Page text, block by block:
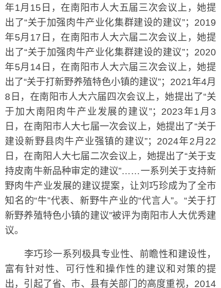
年1月15日，在南阳市人大五届三次会议上，她提
出了“关于加强肉牛产业化集群建设的建议”；2019
年5月17日，在南阳市人大六届二次会议上，她提
出了“关于加强肉牛产业化集群建设的建议”；2020
年5月14日，在南阳市人大六届三次会议上，她提
出了“关于打新野养殖特色小镇的建议”；2021年4月
8日，在南阳市人大六届四次会议上，她提出了“关
于加大南阳肉牛产业发展的建议”；2023年1月3
日，在南阳市人大七届一次会议上，她提出了“关于
建设新野县肉牛产业强镇的建议”；2024年2月22
日，在南阳人大七届二次会议上，她提出了“关于支
持皮南牛新品种审定的建议”……一系列关于支持新
野肉牛产业发展的建议提案，让刘巧珍成为了全市
知名的“牛”代表、新野牛产业的“代言人”。“关于打
新野养殖特色小镇的建议”被评为南阳市人大优秀建
议。
李巧珍一系列极具专业性、前瞻性和建设性，
富有针对性、可行性和操作性的建议和对策的提
出，引起了省、市、县有关部门的高度重视，2014